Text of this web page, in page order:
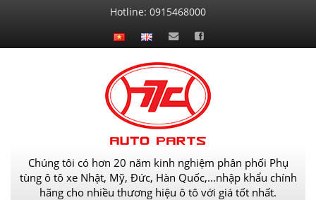
hệ
Hotline: 0915468000
Chúng tôi có hơn 20 năm kinh nghiệm phân phối Phụ
tùng ô tô xe Nhật, Mỹ, Đức, Hàn Quốc,...nhập khẩu chính
hãng cho nhiều thương hiệu ô tô với giá tốt nhất.